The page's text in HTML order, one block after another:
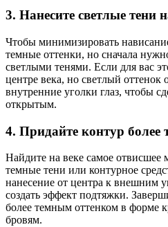
3. Нанесите светлые тени
Чтобы минимизировать
темные оттенки, но сначала
светлыми тенями. Если для вас
центре века, но светлый оттенок
внутренние уголки глаз, чтобы
открытым.
4. Придайте контур
Найдите на веке самое отвисшее
темные тени или контурное
нанесение от центра к внешним
создать эффект подтяжки.
более темным оттенком в форме
бровям.